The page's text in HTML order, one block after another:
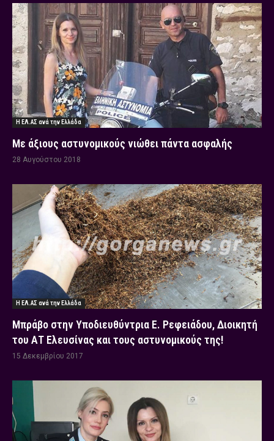
Η ΕΛ.ΑΣ ανά την Ελλάδα
Με άξιους αστυνομικούς νιώθει πάντα ασφαλής
28 Αυγούστου 2018
Η ΕΛ.ΑΣ ανά την Ελλάδα
Μπράβο στην Υποδιευθύντρια Ε. Ρεφειάδου, Διοικητή
του ΑΤ Ελευσίνας και τους αστυνομικούς της!
15 Δεκεμβρίου 2017